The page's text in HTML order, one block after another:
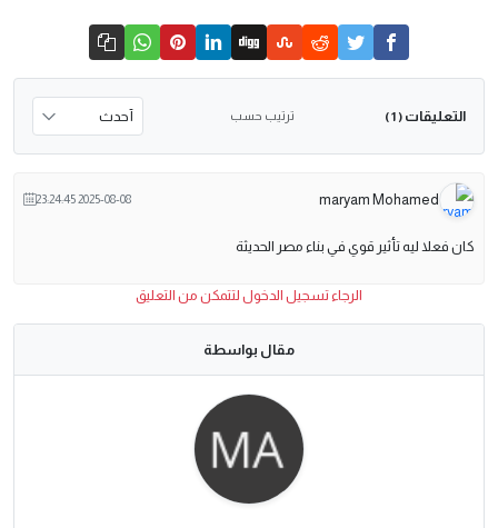
التعليقات ( 1 ) ترتيب حسب
maryam Mohamed
2025-08-08 23:24:45
كان فعلا ليه تأثير قوي في بناء مصر الحديثة
الرجاء تسجيل الدخول لتتمكن من التعليق
مقال بواسطة